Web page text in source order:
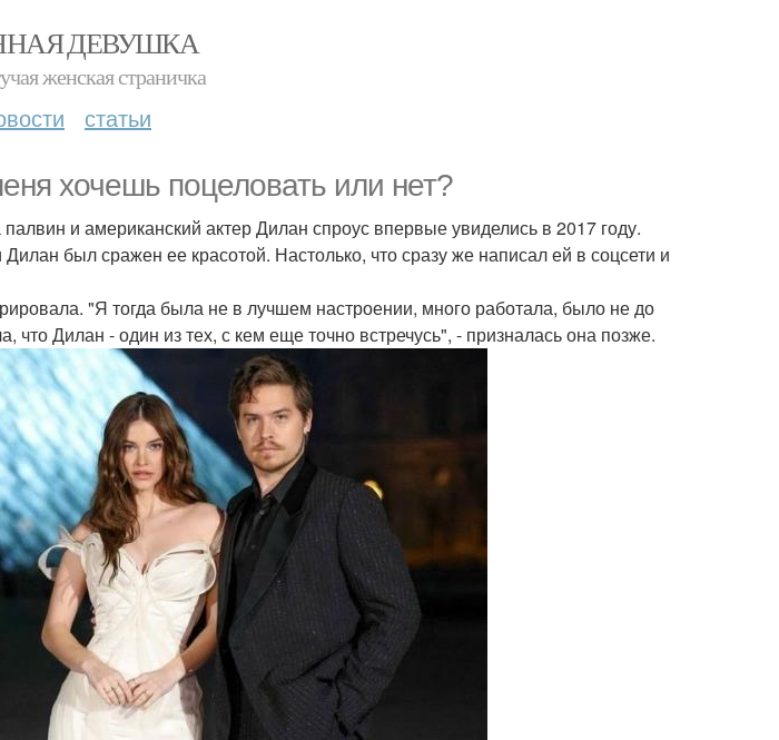
ДЕВУШКА
женская страничка
статьи
хочешь поцеловать или нет?
и американский актер Дилан спроус впервые увиделись в 2017 году.
был сражен ее красотой. Настолько, что сразу же написал ей в соцсети и
"Я тогда была не в лучшем настроении, много работала, было не до
что Дилан - один из тех, с кем еще точно встречусь", - призналась она позже.